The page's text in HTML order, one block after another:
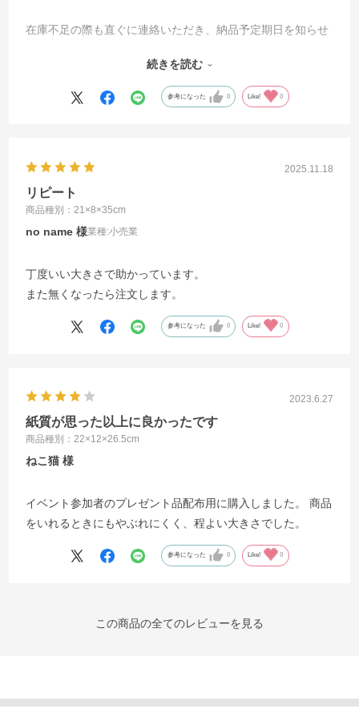
在庫不足の際も直ぐに連絡いただき、納品予定期日を知らせ
対応も迅速で不満はありません
続きを読む
参考になった 0 Like! 0
2025.11.18
リピート
商品種別：21×8×35cm
no name 業種:小売業
丁度いい大きさで助かっています。
また無くなったら注文します。
参考になった 0 Like! 0
2023.6.27
紙質が思った以上に良かったです
商品種別：22×12×26.5cm
ねこ猫
イベント参加者のプレゼント品配布用に購入しました。 商品
をいれるときにもやぶれにくく、程よい大きさでした。
参考になった 0 Like! 0
この商品の全てのレビューを見る